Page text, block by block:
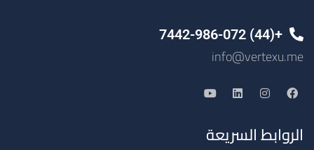
+(44) 7442-986-072
info@vertexu.me
الروابط السريعة